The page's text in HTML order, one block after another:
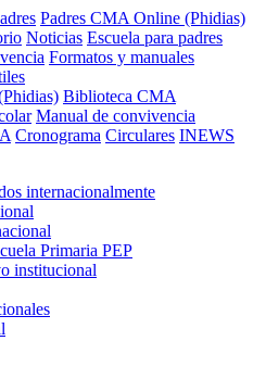
Padres CMA Online (Phidias)
Noticias Escuela para padres
Formatos y manuales
Biblioteca CMA
Manual de convivencia
Cronograma Circulares INEWS
internacionalmente
Primaria PEP
institucional